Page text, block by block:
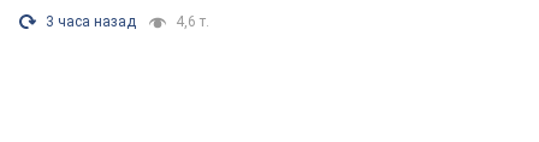
3 часа назад 4,6 т.